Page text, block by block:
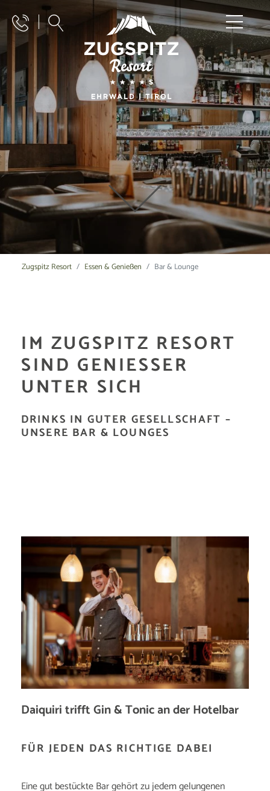
Zugspitz Resort Essen & Genießen Bar & Lounge
IM ZUGSPITZ RESORT
SIND GENIESSER U
NTER SICH
DRINKS IN GUTER GESELLSCHAFT –
UNSERE BAR & LOUNGES
Daiquiri trifft Gin & Tonic an der Hotelbar
FÜR JEDEN DAS RICHTIGE DABEI
Eine gut bestückte Bar gehört zu jedem gelungenen